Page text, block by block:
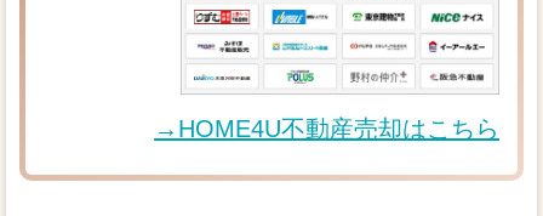
→HOME4U不動産売却はこちら